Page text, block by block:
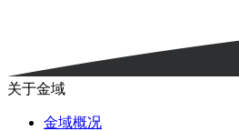
关于金域
金域概况